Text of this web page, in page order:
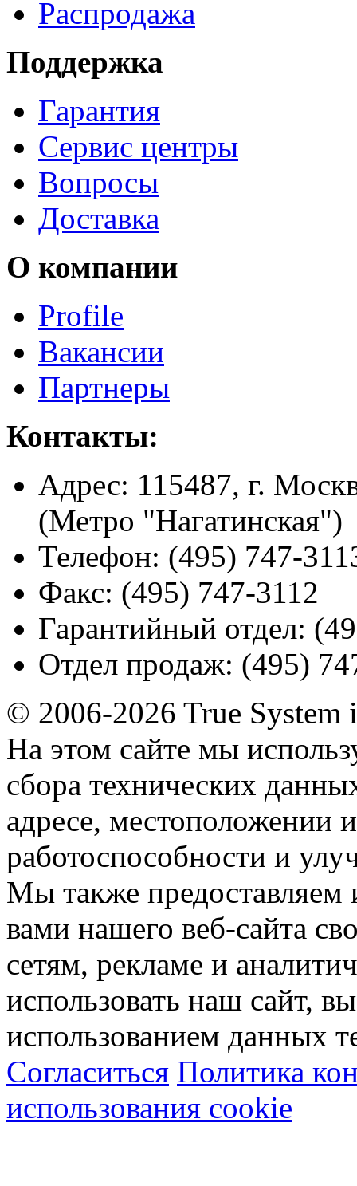
Распродажа
Поддержка
Гарантия
Сервис центры
Вопросы
Доставка
О компании
Profile
Вакансии
Партнеры
Контакты:
Адрес: 115487, г.
(Метро "Нагатинская")
Телефон: (495) 747-
Факс: (495) 747-3112
Гарантийный отдел:
Отдел продаж: (495)
© 2006-2026 True System
На этом сайте мы
сбора технических
адресе, местоположении
работоспособности и
Мы также
вами нашего веб-сайта
сетям, рекламе и
использовать наш сайт,
использованием данных
Согласиться Политика
использования cookie